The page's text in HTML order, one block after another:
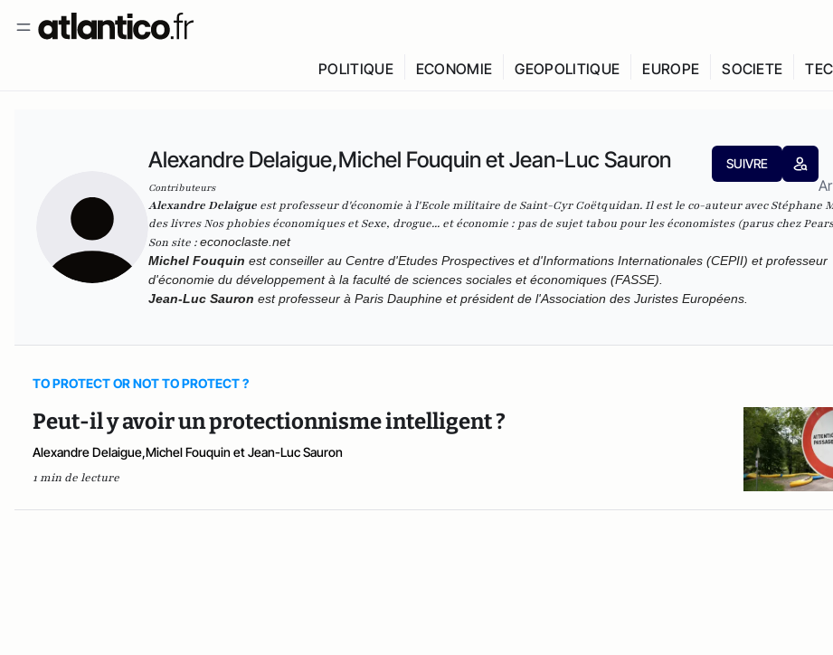
POLITIQUE ECONOMIE GEOPOLITIQUE EUROPE SOCIETE
Alexandre Delaigue,Michel Fouquin et Jean-Luc Sauron
Contributeurs
SUIVRE
Alexandre Delaigue estprofesseur d'économie à l'Ecole militaire de Saint-Cyr Coëtquidan. Il est le co-auteur avec Stéphane
des livresNos phobies économiquesetSexe, drogue... et économie : pas de sujet tabou pour les économistes(parus chez
Son site :econoclaste.net
Michel Fouquin est conseiller au Centre d'Etudes Prospectives et d'Informations Internationales (CEPII) et professeur
d'économie du développement à la faculté de sciences sociales et économiques (FASSE).
Jean-Luc Sauron est professeur à Paris Dauphine et président de l'Association des Juristes Européens.
TO PROTECT OR NOT TO PROTECT ?
Peut-il y avoir un protectionnisme intelligent ?
Alexandre Delaigue,Michel Fouquin et Jean-Luc Sauron
1 min de lecture